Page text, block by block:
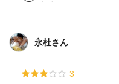
永杜さん
3